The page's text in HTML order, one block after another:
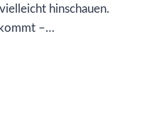
hinschauen.
–…